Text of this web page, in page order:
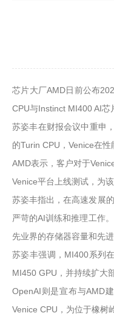
芯片大厂AMD日前公布
CPU与Instinct MI400 AI
苏姿丰在财报会议中重申
的Turin CPU，Venice在
AMD表示，客户对于
Venice平台上线测试，为
苏姿丰指出，在高速发展
严苛的AI训练和推理工作
先业界的存储器容量和先
苏姿丰强调，MI400系列
MI450 GPU，并持续扩大
OpenAI则是宣布与AMD
Venice CPU，为位于橡树